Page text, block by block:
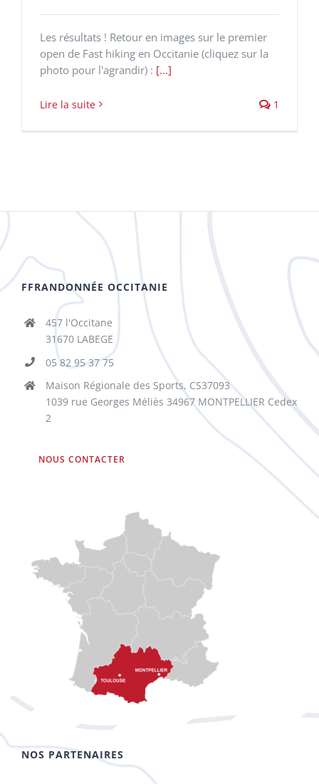
Les résultats ! Retour en images sur le premier
open de Fast hiking en Occitanie (cliquez sur la
photo pour l'agrandir) : [...]
Lire la suite 1
FFRANDONNÉE OCCITANIE
457 l'Occitane
31670 LABEGE
05 82 95 37 75
Maison Régionale des Sports, CS37093
1039 rue Georges Méliès 34967 MONTPELLIER Cedex
2
NOUS CONTACTER
NOS PARTENAIRES